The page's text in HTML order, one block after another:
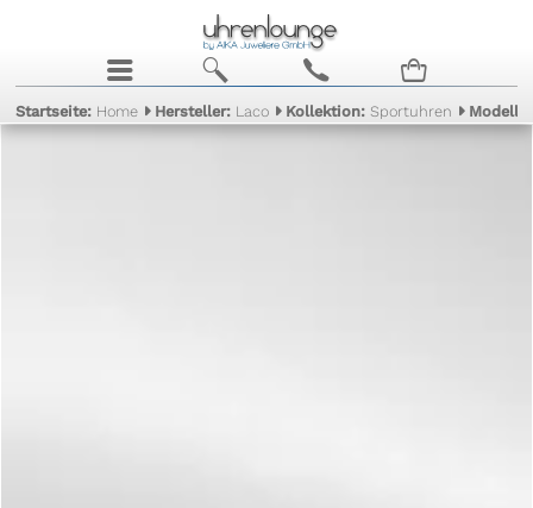
j b c n
Startseite: Home Hersteller: Laco Kollektion:Sportuhren Modell: